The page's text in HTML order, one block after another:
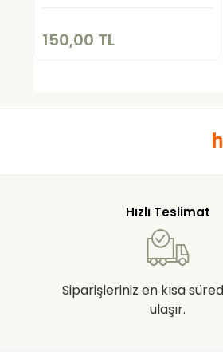
150,00 TL
Hızlı Teslimat
Siparişleriniz en kısa
ulaşır.